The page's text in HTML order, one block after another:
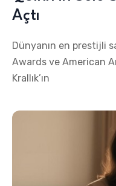
Açtı
Dünyanın en prestijli
Awards ve American
Krallık’ın